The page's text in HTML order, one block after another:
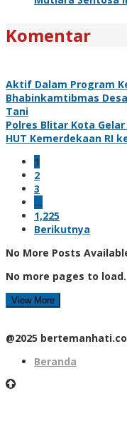
Komentar
Aktif Dalam Program
Bhabinkamtibmas
Tani
Polres Blitar Kota
HUT Kemerdekaan RI
1
2
3
…
1,225
Berikutnya
No More Posts
No more pages to load.
View More
@2025
Beranda